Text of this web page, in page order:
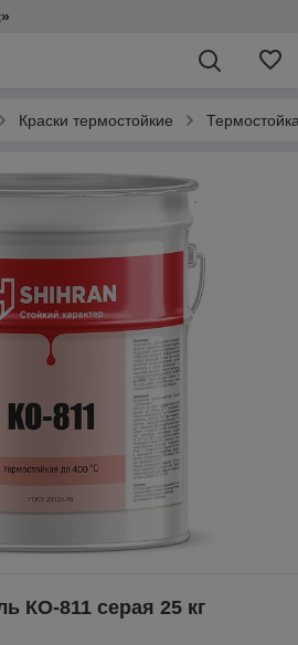
Краски термостойкие
КО-811 серая 25 кг